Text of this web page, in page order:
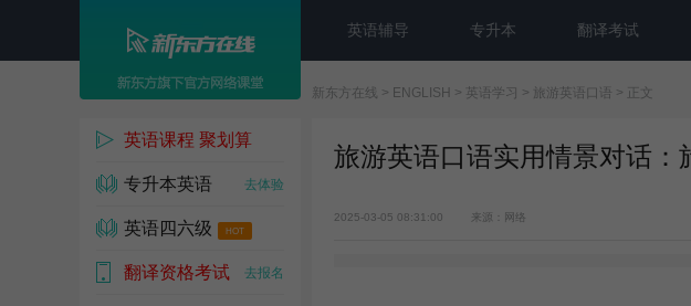
英语辅导 专升本 翻译考试
新东方在线 > ENGLISH > 英语学习 > 旅游英语口语 > 正文
英语课程 聚划算
1w人已参与
专升本英语 去体验
英语四六级 HOT
去试听
翻译资格考试 去报名
旅游英语口语实用情景对话：
2025-03-05 08:31:00 来源：网络